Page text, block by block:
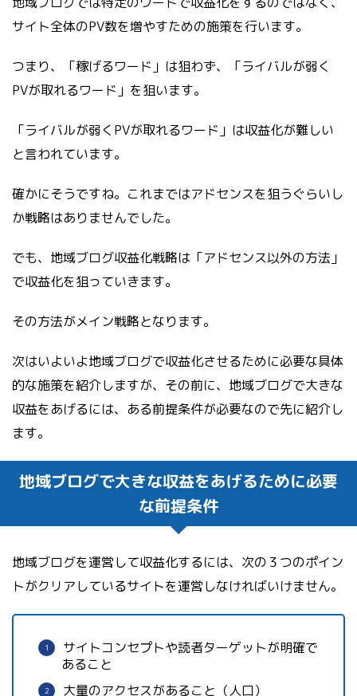
サイト全体のPV数を増やすための施策を行います。
つまり、「稼げるワード」は狙わず、「ライバルが弱く
PVが取れるワード」を狙います。
「ライバルが弱くPVが取れるワード」は収益化が難しい
と言われています。
確かにそうですね。これまではアドセンスを狙うぐらいし
か戦略はありませんでした。
でも、地域ブログ収益化戦略は「アドセンス以外の方法」
で収益化を狙っていきます。
その方法がメイン戦略となります。
次はいよいよ地域ブログで収益化させるために必要な具体
的な施策を紹介しますが、その前に、地域ブログで大きな
収益をあげるには、ある前提条件が必要なので先に紹介し
ます。
地域ブログで大きな収益をあげるために必要
な前提条件
地域ブログを運営して収益化するには、次の３つのポイン
トがクリアしているサイトを運営しなければいけません。
サイトコンセプトや読者ターゲットが明確で
あること
大量のアクセスがあること（人口）